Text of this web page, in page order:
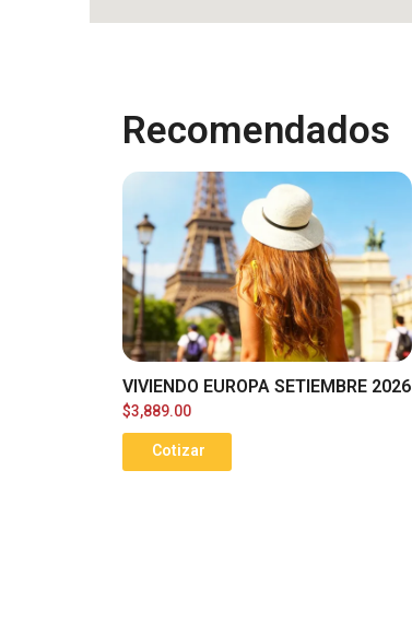
Recomendados
VIVIENDO EUROPA SETIEMBRE 2026
$3,889.00
Cotizar